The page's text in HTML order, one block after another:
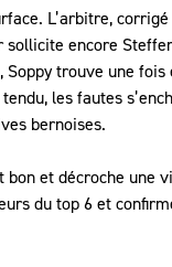
L’arbitre,
encore
trouve une
les fautes
bernoises.
et décroche une
du top 6 et